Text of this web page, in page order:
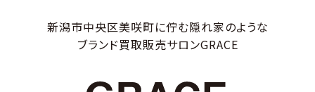
新潟市中央区美咲町に佇む隠れ家のような
ブランド買取販売サロンGRACE